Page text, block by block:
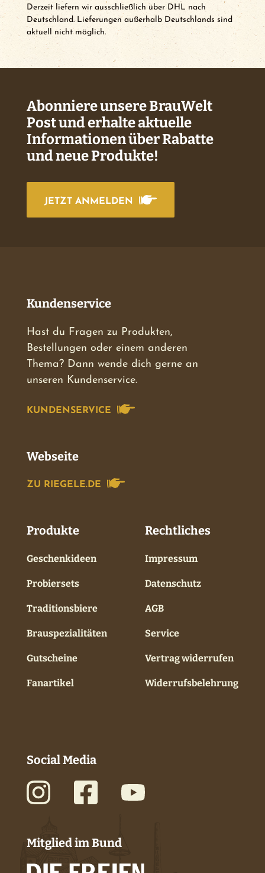
Derzeit liefern wir ausschließlich über DHL nach
Deutschland. Lieferungen außerhalb Deutschlands sind
aktuell nicht möglich.
Abonniere unsere BrauWelt
Post und erhalte aktuelle
Informationen über Rabatte
und neue Produkte!
JETZT ANMELDEN
Kundenservice
Hast du Fragen zu Produkten,
Bestellungen oder einem anderen
Thema? Dann wende dich gerne an
unseren Kundenservice.
KUNDENSERVICE
Webseite
ZU RIEGELE.DE
Produkte
Geschenkideen
Probiersets
Traditionsbiere
Brauspezialitäten
Gutscheine
Fanartikel
Rechtliches
Impressum
Datenschutz
AGB
Service
Vertrag widerrufen
Widerrufsbelehrung
Social Media
Mitglied im Bund